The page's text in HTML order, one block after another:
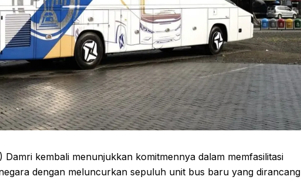
kembali menunjukkan komitmennya dalam memfasilitasi
dengan meluncurkan sepuluh unit bus baru yang dirancang